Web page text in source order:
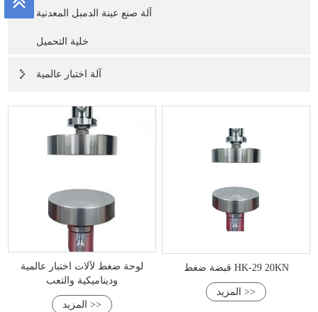
آلة صنع عينة الدمبل المعدنية
خلية التحميل
آلة اختبار عالمية
لوحة ضغط لآلات اختبار عالمية
وديناميكية والتعب
المزيد >>
قبضة ضغط HK-29 20KN
المزيد >>